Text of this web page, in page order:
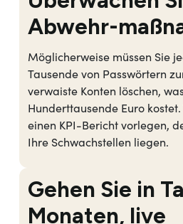
Abwehr-
Möglicherweise müssen Sie
Tausende von Passwörtern
verwaiste Konten löschen,
Hunderttausende Euro
einen KPI-Bericht vorlegen,
Ihre Schwachstellen liegen.
Gehen Sie in
Monaten, live